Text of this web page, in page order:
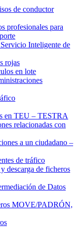
de conductor
profesionales para
Inteligente de
rojas
en lote
en TEU – TESTRA
relacionadas con
a un ciudadano –
de tráfico
descarga de ficheros
de Datos
MOVE/PADRÓN,